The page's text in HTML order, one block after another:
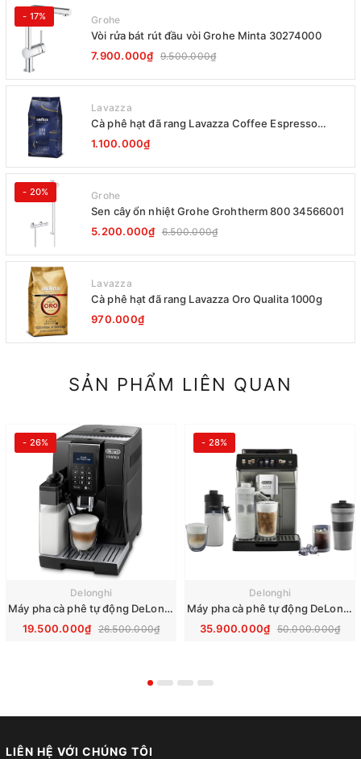
- 17% Grohe
Vòi rửa bát rút đầu vòi Grohe Minta 30274000
7.900.000₫ 9.500.000₫
Lavazza
Cà phê hạt đã rang Lavazza Coffee Espresso
Super Crema 1000g Date 12-2027
1.100.000₫
- 20% Grohe
Sen cây ổn nhiệt Grohe Grohtherm 800 34566001
5.200.000₫ 6.500.000₫
Lavazza
Cà phê hạt đã rang Lavazza Oro Qualita 1000g
970.000₫
SẢN PHẨM LIÊN QUAN
- 26%
Delonghi
Máy pha cà phê tự động DeLonghi Dinamica ECAM 353.75.B
19.500.000₫ 26.500.000₫
- 28%
Delonghi
Máy pha cà phê tự động DeLonghi ECAM Eletta Explore 450.86.T
35.900.000₫ 50.000.000₫
LIÊN HỆ VỚI CHÚNG TÔI